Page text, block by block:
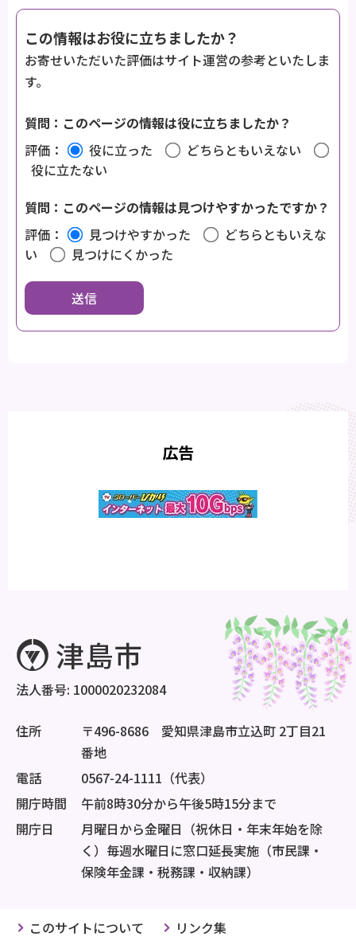
この情報はお役に立ちましたか？
お寄せいただいた評価はサイト運営の参考といたしま
す。
質問：このページの情報は役に立ちましたか？
評価：
役に立った
どちらともいえない
役に立たない
質問：このページの情報は見つけやすかったですか？
評価：
見つけやすかった
どちらともいえな
い
見つけにくかった
広告
法人番号: 1000020232084
住所
〒496-8686 愛知県津島市立込町 2丁目21
番地
電話
0567-24-1111（代表）
開庁時間
午前8時30分から午後5時15分まで
開庁日
月曜日から金曜日（祝休日・年末年始を除
く）毎週水曜日に窓口延長実施（市民課・
保険年金課・税務課・収納課）
このサイトについて
リンク集